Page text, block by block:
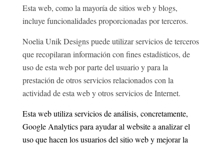
Esta web, como la mayoría de sitios web y blogs,
incluye funcionalidades proporcionadas por terceros.
Noelia Unik Designs puede utilizar servicios de terceros
que recopilaran información con fines estadísticos, de
uso de esta web por parte del usuario y para la
prestación de otros servicios relacionados con la
actividad de esta web y otros servicios de Internet.
Esta web utiliza servicios de análisis, concretamente,
Google Analytics para ayudar al website a analizar el
uso que hacen los usuarios del sitio web y mejorar la